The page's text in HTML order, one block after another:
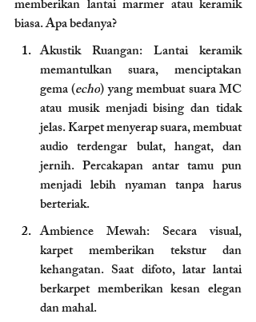
memberikan lantai marmer atau keramik
biasa. Apa bedanya?
Akustik Ruangan: Lantai keramik
memantulkan suara, menciptakan
gema (echo) yang membuat suara MC
atau musik menjadi bising dan tidak
jelas. Karpet menyerap suara, membuat
audio terdengar bulat, hangat, dan
jernih. Percakapan antar tamu pun
menjadi lebih nyaman tanpa harus
berteriak.
Ambience Mewah: Secara visual,
karpet memberikan tekstur dan
kehangatan. Saat difoto, latar lantai
berkarpet memberikan kesan elegan
dan mahal.